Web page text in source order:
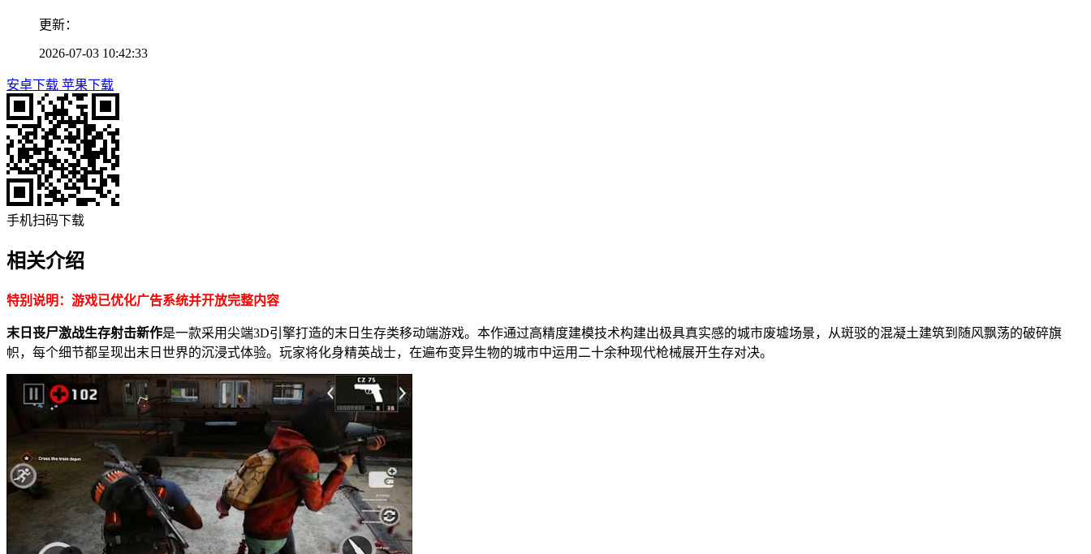
更新：
2026-07-03 10:42:33
安卓下载 苹果下载
手机扫码下载
相关介绍
特别说明：游戏已优化广告系统并开放完整内容
末日丧尸激战生存射击新作是一款采用尖端3D引擎打造的末日生存类移动端游戏。本作通过高精度建模技术构建出极具真实感的城市废墟场景，从斑驳的混凝土建筑到随风飘荡的破碎旗
帜，每个细节都呈现出末日世界的沉浸式体验。玩家将化身精英战士，在遍布变异生物的城市中运用二十余种现代枪械展开生存对决。